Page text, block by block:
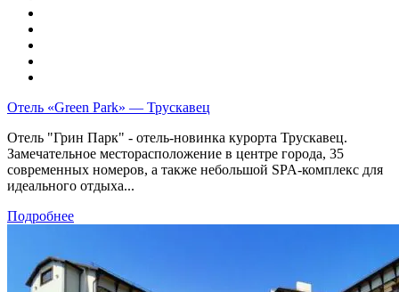
Отель «Green Park» — Трускавец
Отель "Грин Парк" - отель-новинка курорта Трускавец.
Замечательное месторасположение в центре города, 35
современных номеров, а также небольшой SPA-комплекс для
идеального отдыха...
Подробнее